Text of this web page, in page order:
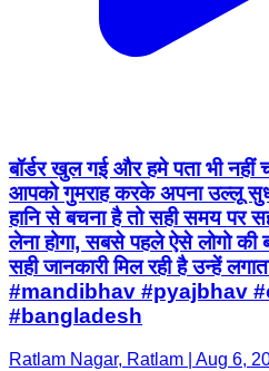
बॉर्डर खुल गई और हमे पता भी
आपको गुमराह करके अपना उल्लू
हानि से बचना है तो सही समय पर
लेना होगा, सबसे पहले ऐसे लोगो
सही जानकारी मिल रही है उन्हें
#mandibhav #pyajbhav
#bangladesh
Ratlam Nagar, Ratlam | Aug 6,